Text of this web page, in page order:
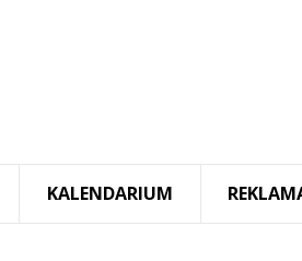
KALENDARIUM